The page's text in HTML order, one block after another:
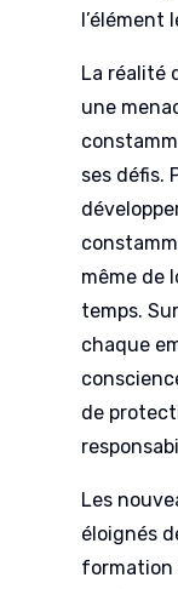
l’élément
La réalité
une
ses défis.
même de
temps.
chaque
de
Les
éloignés
formation